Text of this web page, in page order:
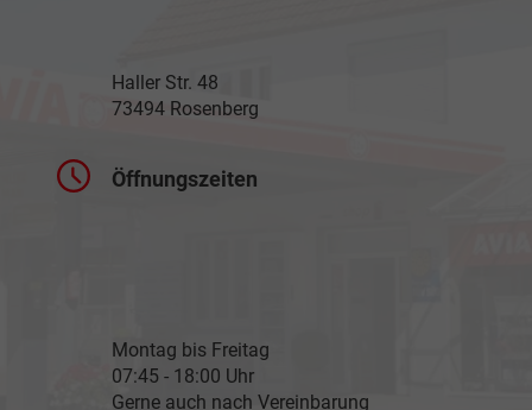
Haller Str. 48
73494 Rosenberg
Öffnungszeiten
Montag bis Freitag
07:45 - 18:00 Uhr
Gerne auch nach Vereinbarung